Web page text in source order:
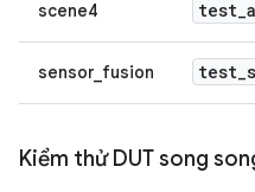
scene4 test_
sensor_fusion test_
Kiểm thử DUT song